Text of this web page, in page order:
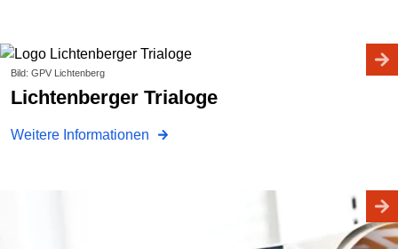
Bild: GPV Lichtenberg
Lichtenberger Trialoge
Weitere Informationen